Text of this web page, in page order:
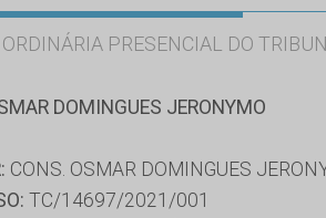
ORDINÁRIA PRESENCIAL DO
DOMINGUES JERONYMO
CONS. OSMAR DOMINGUES
TC/14697/2021/001